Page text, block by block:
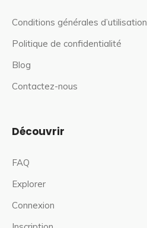
Conditions générales d’utilisation
Politique de confidentialité
Blog
Contactez-nous
Découvrir
FAQ
Explorer
Connexion